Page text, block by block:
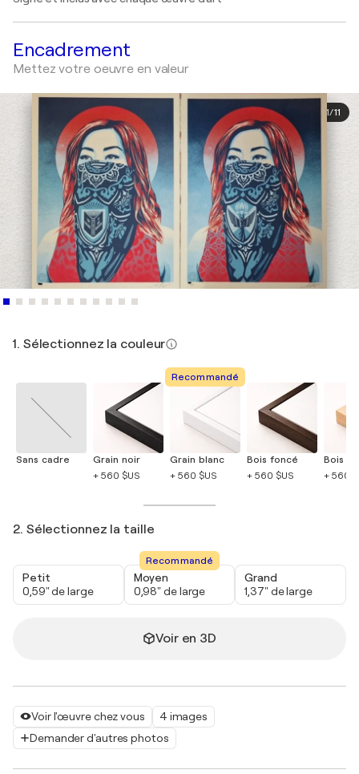
Voir l'œuvre chez vous
4 images
Demander d'autres photos
Encadrement
Mettez votre oeuvre en valeur
1/11
1. Sélectionnez la couleur
Sans cadre
Grain noir
+ 560 $US
Recommandé
Grain blanc
+ 560 $US
Bois foncé
+ 560 $US
Bois
+ 560
2. Sélectionnez la taille
Petit
0,59" de large
Recommandé
Moyen
0,98" de large
Grand
1,37" de large
Voir en 3D